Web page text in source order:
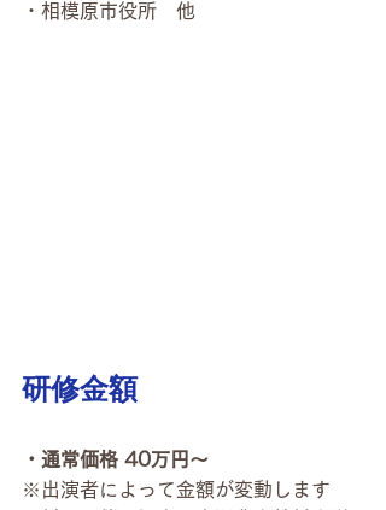
・相模原市役所　他
研修金額
・通常価格 40万円〜
※出演者によって金額が変動します